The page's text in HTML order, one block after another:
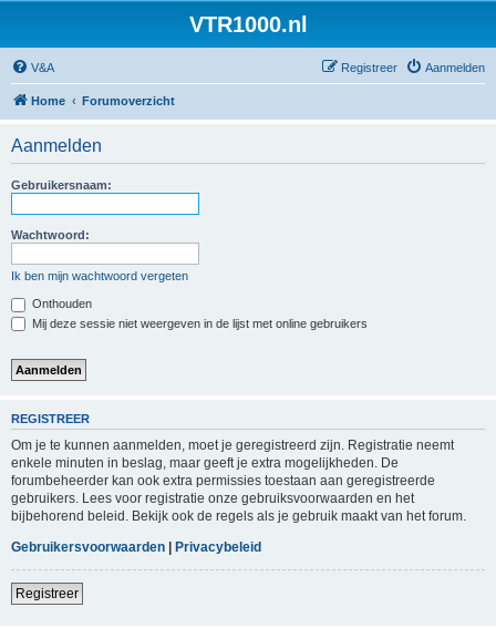
VTR1000.nl
V&A Aanmelden
Registreer
Home Forumoverzicht
Aanmelden
Gebruikersnaam:
Wachtwoord:
Ik ben mijn wachtwoord vergeten
Onthouden
Mij deze sessie niet weergeven in de lijst met online gebruikers
REGISTREER
Om je te kunnen aanmelden, moet je geregistreerd zijn. Registratie neemt
enkele minuten in beslag, maar geeft je extra mogelijkheden. De
forumbeheerder kan ook extra permissies toestaan aan geregistreerde
gebruikers. Lees voor registratie onze gebruiksvoorwaarden en het
bijbehorend beleid. Bekijk ook de regels als je gebruik maakt van het forum.
Gebruikersvoorwaarden | Privacybeleid
Registreer